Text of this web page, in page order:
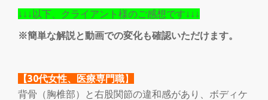
↓↓↓以下、クライアント様のご感想です↓↓↓
※簡単な解説と動画での変化も確認いただけます。
【30代女性、医療専門職】
背骨（胸椎部）と右股関節の違和感があり、ボディケ